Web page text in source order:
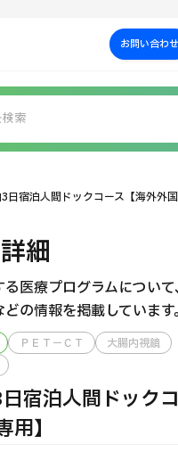
ルスツーリズムセンター（お問い合わせ
ついて
・術式・
で探す
を
パッケージ （湘南鎌倉総合
日宿泊人間ドックコース【海外外国
細
医療プログラムについ
の情報を掲載しています。
ＰＥＴ－ＣＴ
大腸内視鏡
宿泊人間ドック
用】